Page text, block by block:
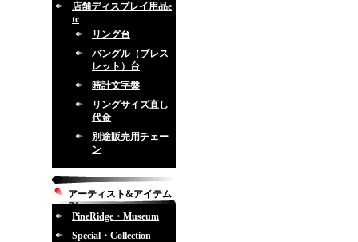
店舗ディスプレイ用品e
tc
リング台
バングル（ブレス
レット）台
時計文字盤
リングサイズ直し
代金
別途販売用チェー
ン
アーティスト&アイテム
別
PineRidge・Museum
Special・Collection